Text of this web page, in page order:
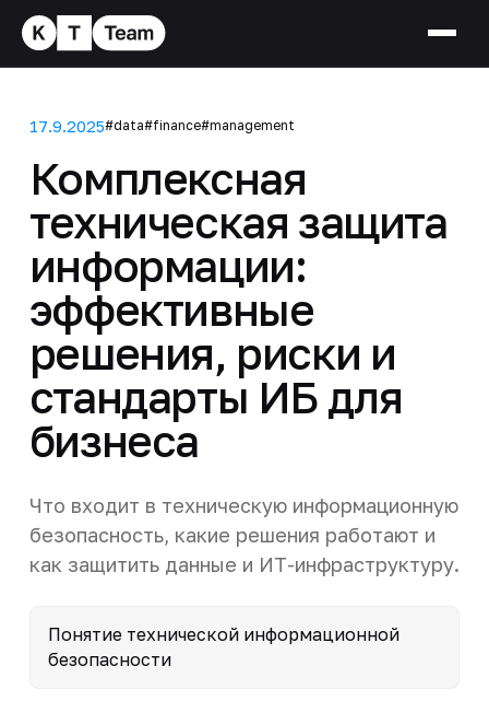
17.9.2025#data#finance#management
Комплексная
техническая защита
информации:
эффективные
решения, риски и
стандарты ИБ для
бизнеса
Что входит в техническую информационную
безопасность, какие решения работают и
как защитить данные и ИТ-инфраструктуру.
Понятие технической информационной
безопасности